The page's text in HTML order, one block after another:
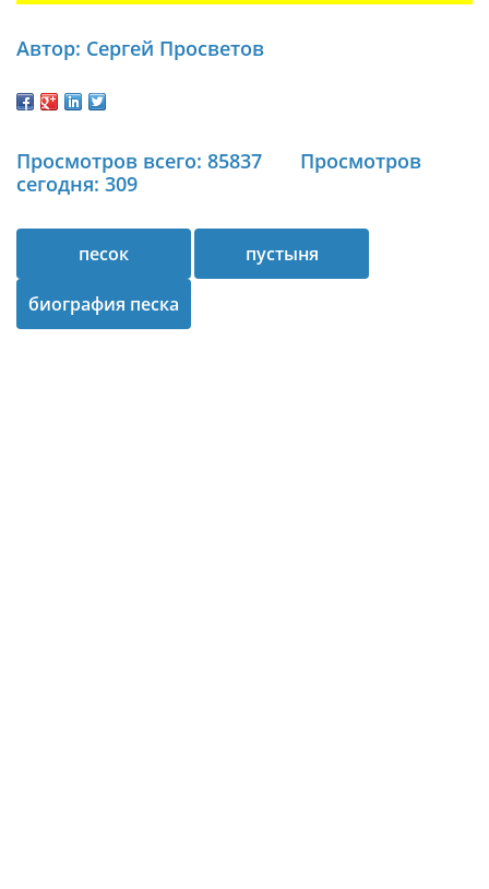
Автор: Сергей Просветов
Просмотров всего: 85837
Просмотров
сегодня: 309
песок пустыня
биография песка